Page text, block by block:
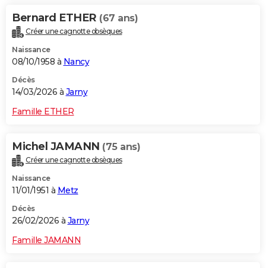
Bernard ETHER (67 ans)
Créer une cagnotte obsèques
Naissance
08/10/1958 à Nancy
Décès
14/03/2026 à Jarny
Famille ETHER
Michel JAMANN (75 ans)
Créer une cagnotte obsèques
Naissance
11/01/1951 à Metz
Décès
26/02/2026 à Jarny
Famille JAMANN